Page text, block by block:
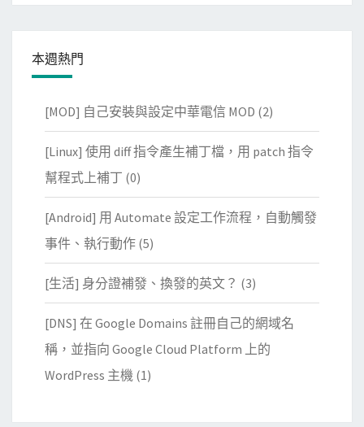
本週熱門
[MOD] 自己安裝與設定中華電信 MOD (2)
[Linux] 使用 diff 指令產生補丁檔，用 patch 指令
幫程式上補丁 (0)
[Android] 用 Automate 設定工作流程，自動觸發
事件、執行動作 (5)
[生活] 身分證補發、換發的英文？ (3)
[DNS] 在 Google Domains 註冊自己的網域名
稱，並指向 Google Cloud Platform 上的
WordPress 主機 (1)